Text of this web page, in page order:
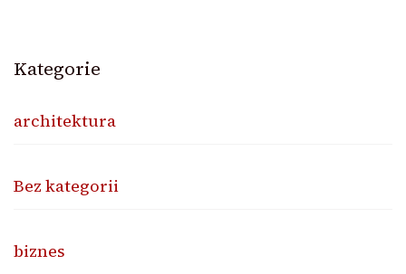
Kategorie
architektura
Bez kategorii
biznes